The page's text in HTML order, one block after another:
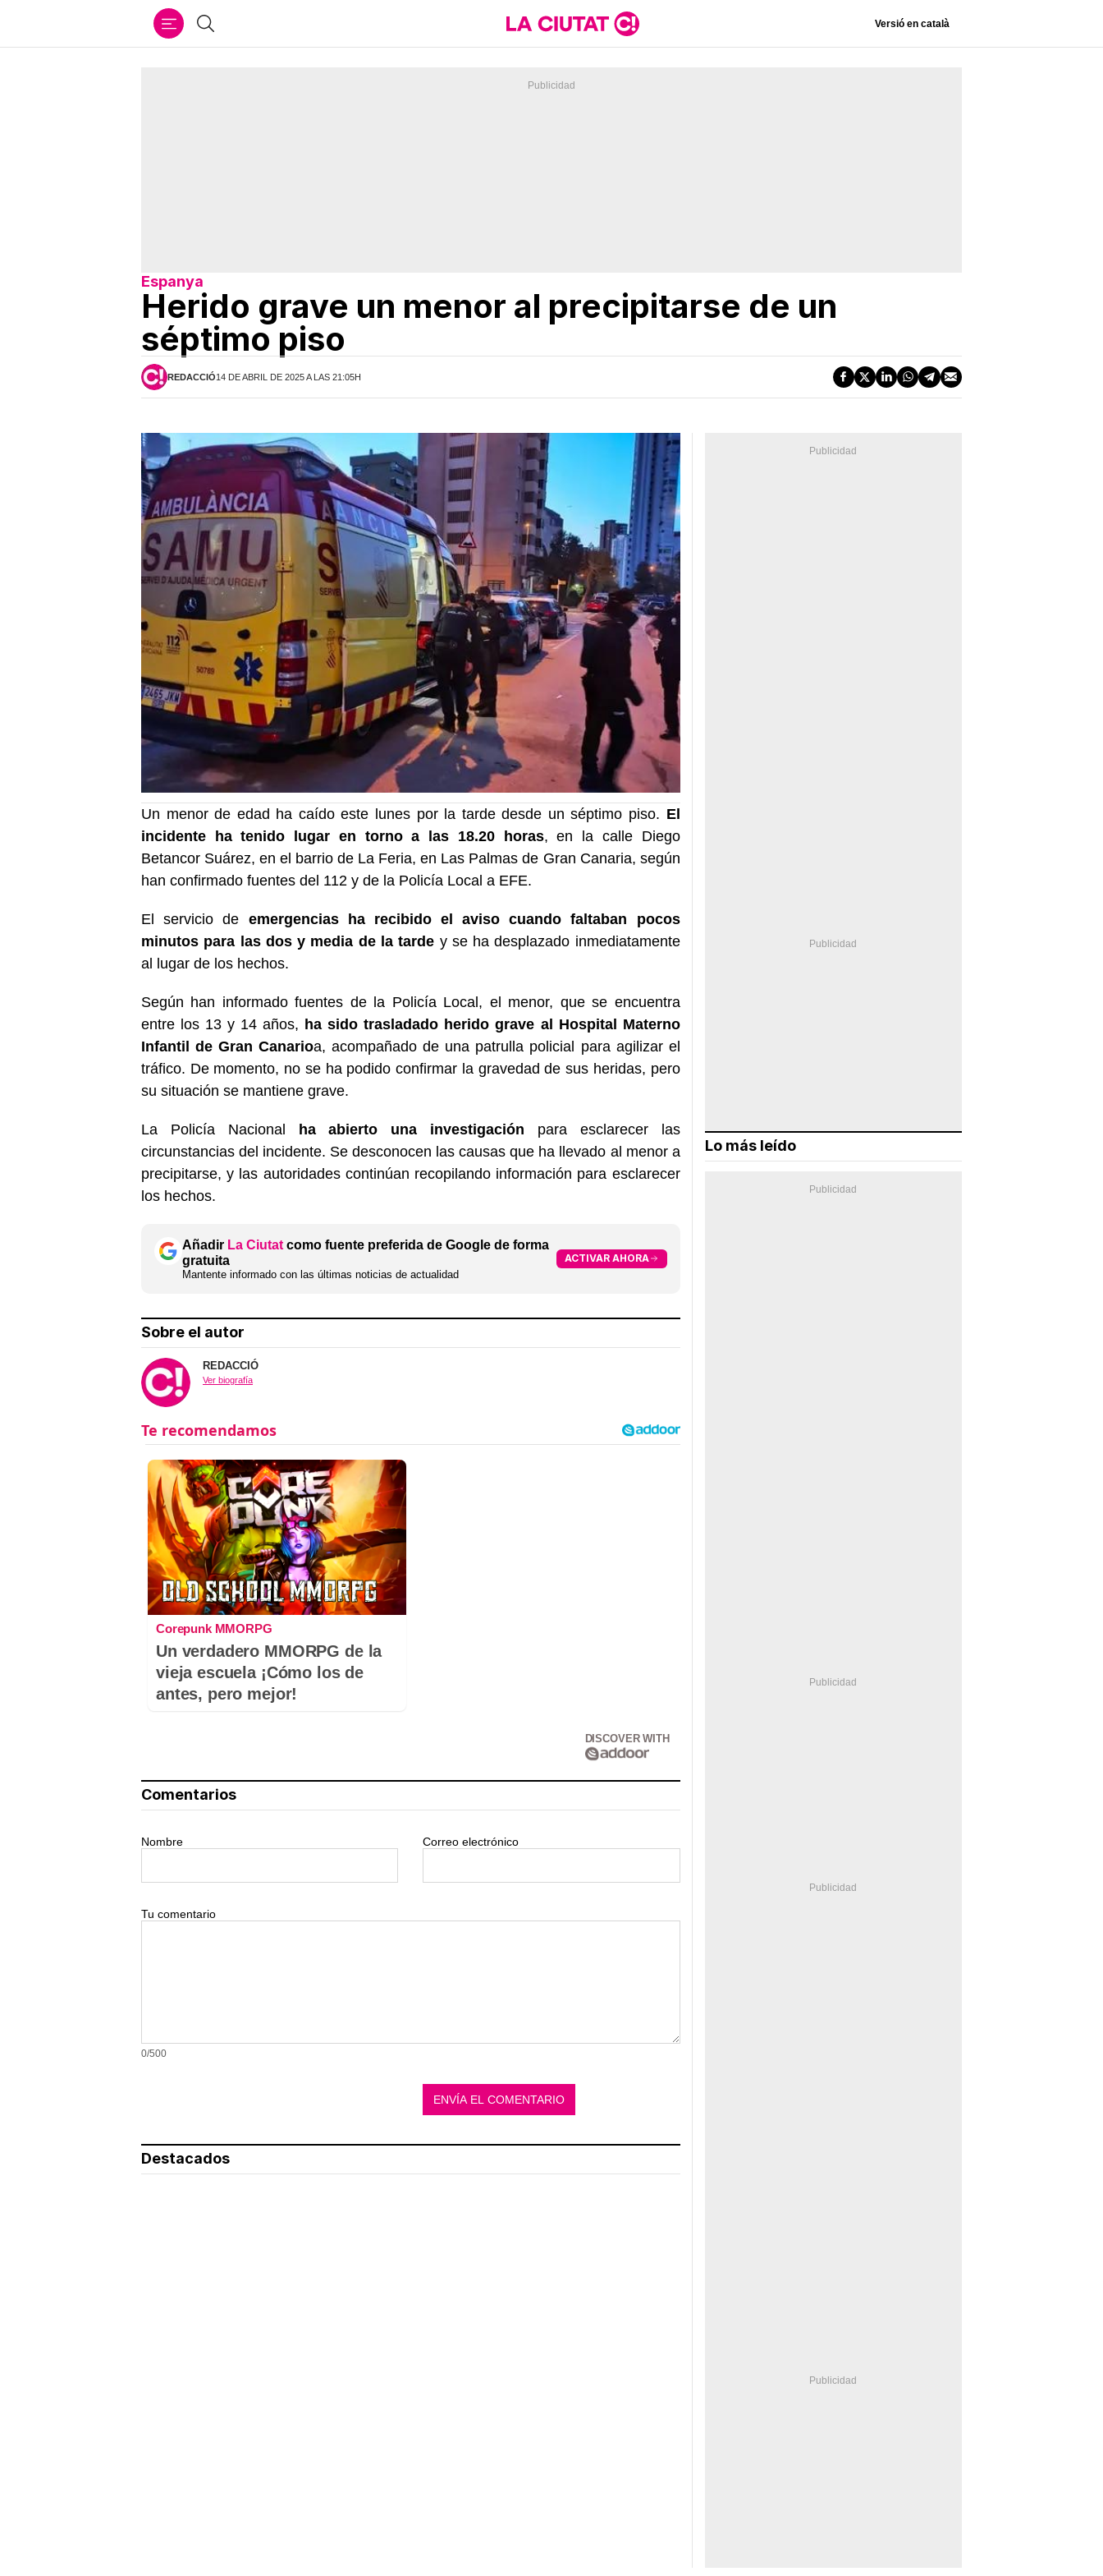
Buscar Versió en català
Espanya
Herido grave un menor al precipitarse de un
séptimo piso
REDACCIÓ14 DE ABRIL DE 2025 A LAS 21:05H
Un menor de edad ha caído este lunes por la tarde desde un séptimo piso. El
incidente ha tenido lugar en torno a las 18.20 horas, en la calle Diego
Betancor Suárez, en el barrio de La Feria, en Las Palmas de Gran Canaria, según
han confirmado fuentes del 112 y de la Policía Local a EFE.
El servicio de emergencias ha recibido el aviso cuando faltaban pocos
minutos para las dos y media de la tarde y se ha desplazado inmediatamente
al lugar de los hechos.
Según han informado fuentes de la Policía Local, el menor, que se encuentra
entre los 13 y 14 años, ha sido trasladado herido grave al Hospital Materno
Infantil de Gran Canarioa, acompañado de una patrulla policial para agilizar el
tráfico. De momento, no se ha podido confirmar la gravedad de sus heridas, pero
su situación se mantiene grave.
La Policía Nacional ha abierto una investigación para esclarecer las
circunstancias del incidente. Se desconocen las causas que ha llevado al menor a
precipitarse, y las autoridades continúan recopilando información para esclarecer
los hechos.
Añadir La Ciutat como fuente preferida de Google de forma
gratuita
Mantente informado con las últimas noticias de actualidad
ACTIVAR AHORA
Sobre el autor
REDACCIÓ
Ver biografía
Corepunk MMORPG
Un verdadero MMORPG de la
vieja escuela ¡Cómo los de
antes, pero mejor!
DISCOVER WITH
Comentarios
Nombre Correo electrónico
Tu comentario
0/500
Destacados
Lo más leído